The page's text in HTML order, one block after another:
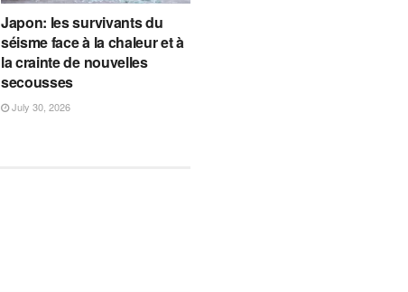
Japon: les survivants du
séisme face à la chaleur et à
la crainte de nouvelles
secousses
July 30, 2026